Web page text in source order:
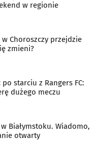
w regionie
Choroszczy przejdzie
zmieni?
starciu z Rangers FC:
dużego meczu
Białymstoku. Wiadomo,
otwarty